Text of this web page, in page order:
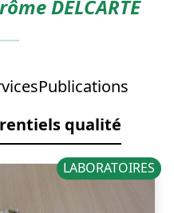
DELCARTE
Publications
qualité
LABORATOIRES